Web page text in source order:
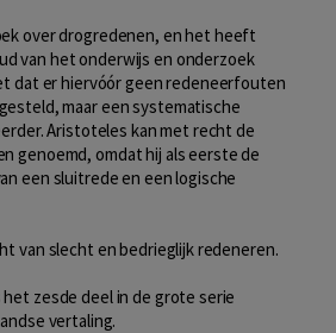
over drogredenen, en het heeft
van het onderwijs en onderzoek
dat er hiervóór geen redeneerfouten
maar een systematische
Aristoteles kan met recht de
genoemd, omdat hij als eerste de
een sluitrede en een logische
van slecht en bedrieglijk redeneren.
zesde deel in de grote serie
vertaling.